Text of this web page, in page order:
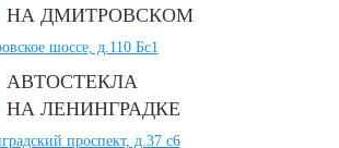
НА ДМИТРОВСКОМ
шоссе, д.110 Бс1
АВТОСТЕКЛА
НА ЛЕНИНГРАДКЕ
проспект, д.37 c6